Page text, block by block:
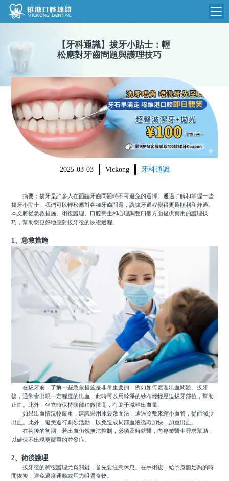
維港首頁
品牌介紹
環境設備
醫院新聞
收費標準
N
收費總表
植牙收費
根管收費
美學收費
箍牙收費
醫生團隊
門診時間
【 牙科通識】 拔牙小貼士：輕
松應對牙齒問題與護理技巧
2025-03-03 Vickong 牙科通識
摘要：拔牙是許多人在面臨牙齒問題時不可避免的選擇。通過了解和掌握一些
拔牙小貼士，我們可以輕松應對各種牙齒問題，讓拔牙過程變得更爲順利和舒適。
本文將從急救措施、術後護理、口腔衛生和心理調整四個方面提供實用的護理技
巧，幫助您更好地應對拔牙後的恢複過程。
1、急救措施
在拔牙前，了解一些急救措施是非常重要的，例如如何處理出血問題。拔牙
後，通常會出現一定程度的出血，此時可以用幹淨的紗布輕輕壓迫拔牙部位，幫助
止血。此外，坐立時保持頭部稍微擡高，有助于減輕出血量。
如果出血情況較嚴重，建議采用冰袋敷面法，通過冷敷來縮小血管，從而減少
出血。此外，避免進行劇烈活動，以免造成局部血液循環加快，加重出血。
在術後的初期，若出血仍然無法控制，必須及時就醫，向專業醫生尋求幫助，
以確保不出現更嚴重的並發症。
2、術後護理
拔牙後的術後護理尤爲關鍵，首先要注意休息。在手術後，給予身體足夠的時
間恢複，避免過度運動或用力咀嚼食物。